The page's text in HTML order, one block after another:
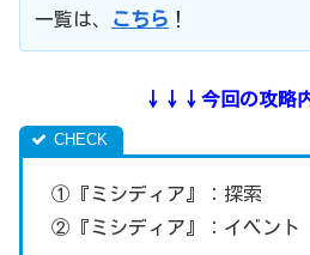
一覧は、
こちら ！
↓↓↓今回の攻略
①『ミシディア』：探索
②『ミシディア』：イベント